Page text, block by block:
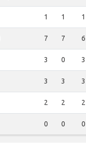
1 1 1
7 7 6
3 0 3
3 3 3
2 2 2
0 0 0